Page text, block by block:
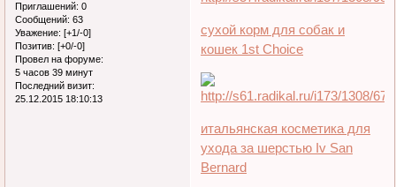
Приглашений: 0
Сообщений: 63
Уважение: [+1/-0]
Позитив: [+0/-0]
Провел на форуме:
5 часов 39 минут
Последний визит:
25.12.2015 18:10:13
сухой корм для собак и
кошек 1st Choice
итальянская косметика для
ухода за шерстью Iv San
Bernard